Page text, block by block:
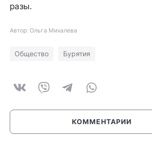
разы.
Автор: Ольга Михалева
Общество Бурятия
КОММЕНТАРИИ